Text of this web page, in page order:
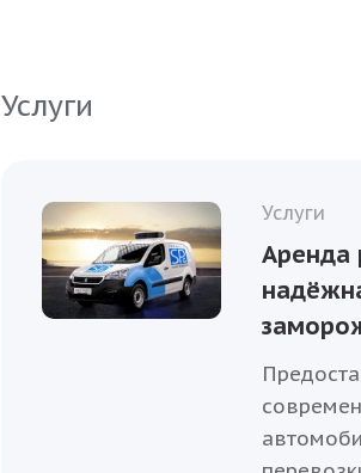
Услуги
Услуги
Аренда